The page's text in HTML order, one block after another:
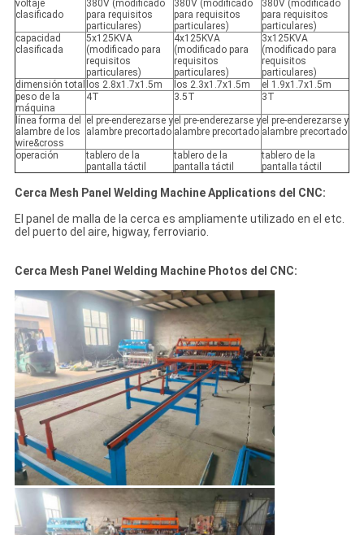
voltaje
clasificado
380V (modificado
para requisitos
particulares)
380V (modificado
para requisitos
particulares)
380V (modificado
para requisitos
particulares)
capacidad
clasificada
5x125KVA
(modificado para
requisitos
particulares)
4x125KVA
(modificado para
requisitos
particulares)
3x125KVA
(modificado para
requisitos
particulares)
dimensión total
los 2.8x1.7x1.5m los 2.3x1.7x1.5m
el 1.9x1.7x1.5m
peso de la
máquina
4T 3.5T 3T
línea forma del
alambre de los
wire&cross
el pre-enderezarse y
alambre precortado
el pre-enderezarse y
alambre precortado
el pre-enderezarse y
alambre precortado
operación
tablero de la
pantalla táctil
tablero de la
pantalla táctil
tablero de la
pantalla táctil
Cerca Mesh Panel Welding Machine Applications del CNC:
El panel de malla de la cerca es ampliamente utilizado en el etc.
del puerto del aire, higway, ferroviario.
Cerca Mesh Panel Welding Machine Photos del CNC: